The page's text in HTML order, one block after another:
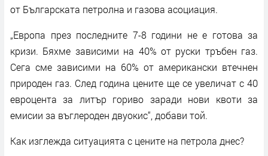
от Българската петролна и газова асоциация.
„Европа през последните 7-8 години не е готова за
кризи. Бяхме зависими на 40% от руски тръбен газ.
Сега сме зависими на 60% от американски втечнен
природен газ. След година цените ще се увеличат с 40
евроцента за литър гориво заради нови квоти за
емисии за въглероден двуокис“, добави той.
Как изглежда ситуацията с цените на петрола днес?